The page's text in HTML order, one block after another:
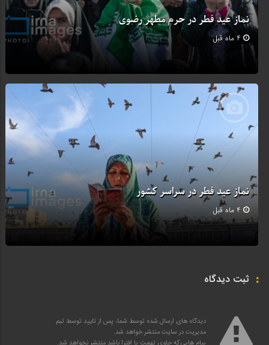
نماز عید فطر در حرم مطهر رضوی
4 ماه قبل
نماز عید فطر در سراسر کشور
4 ماه قبل
ثبت دیدگاه
دیدگاه های ارسال شده توسط شما، پس از تایید توسط تیم
مدیریت در سایت منتشر خواهد شد.